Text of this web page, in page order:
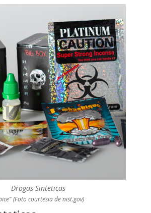
Drogas Sinteticas
(Foto courtesia de nist.gov)